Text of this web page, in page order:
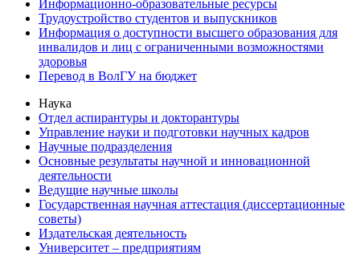
Информационно-образовательные ресурсы
Трудоустройство студентов и выпускников
Информация о доступности высшего образования для
инвалидов и лиц с ограниченными возможностями
здоровья
Перевод в ВолГУ на бюджет
Наука
Отдел аспирантуры и докторантуры
Управление науки и подготовки научных кадров
Научные подразделения
Основные результаты научной и инновационной
деятельности
Ведущие научные школы
Государственная научная аттестация (диссертационные
советы)
Издательская деятельность
Университет – предприятиям